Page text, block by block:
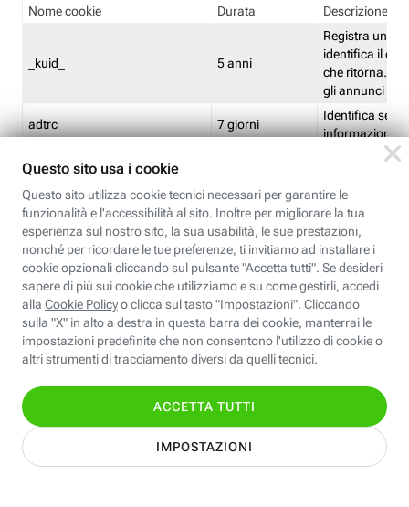
Nome cookie Durata Descrizione
_kuid_ 5 anni
Registra un ID
identifica il
che ritorna.
gli annunci
adtrc 7 giorni
Identifica se
informazioni
CFFC<TagID>
Limite di
CM 1 giorno
Identifica se
ricontrollare
corrispondenti
(impostata da
CM14 14 giorni
Identifica se
ricontrollare
corrispondenti
(impostata da
pagine
EBFC<BannerID> 7 giorni
Identifica la
banner
Identifica la